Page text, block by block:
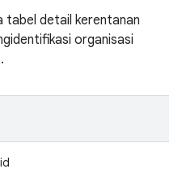
tabel detail kerentanan
organisasi